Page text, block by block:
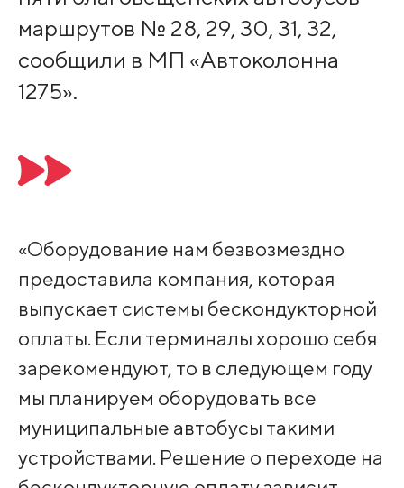
маршрутов № 28, 29, 30, 31, 32,
сообщили в МП «Автоколонна
1275».
«Оборудование нам безвозмездно
предоставила компания, которая
выпускает системы бескондукторной
оплаты. Если терминалы хорошо себя
зарекомендуют, то в следующем году
мы планируем оборудовать все
муниципальные автобусы такими
устройствами. Решение о переходе на